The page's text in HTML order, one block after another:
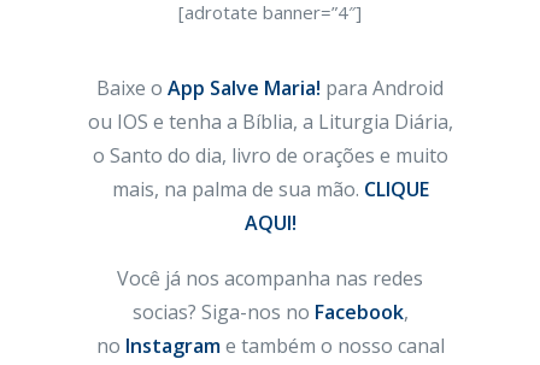
[adrotate banner=”4″]
Baixe o App Salve Maria! para Android
ou IOS e tenha a Bíblia, a Liturgia Diária,
o Santo do dia, livro de orações e muito
mais, na palma de sua mão. CLIQUE
AQUI!
Você já nos acompanha nas redes
socias? Siga-nos no Facebook,
no Instagrame também o nosso canal